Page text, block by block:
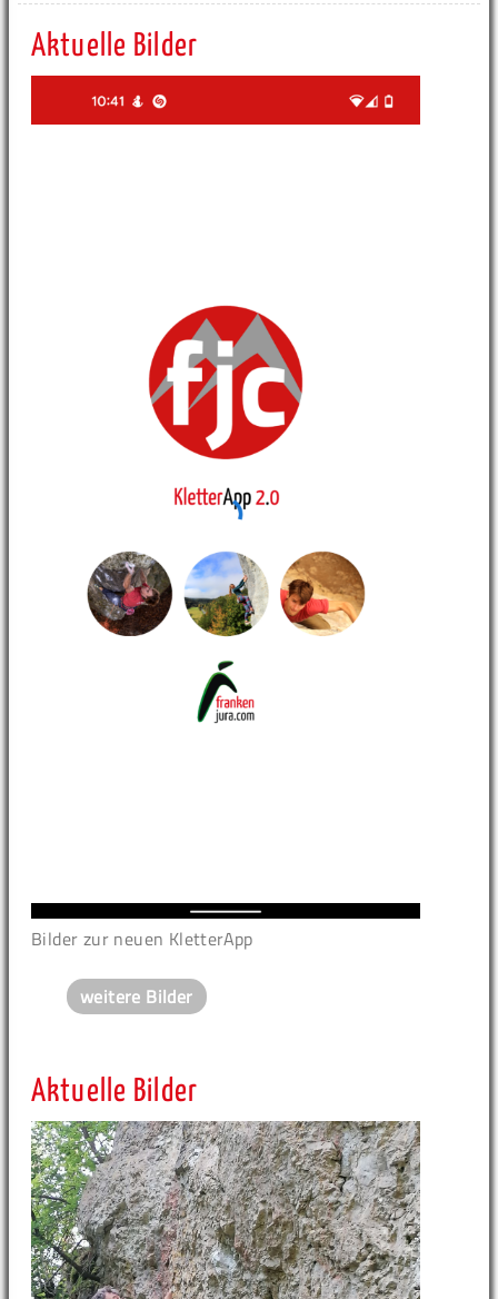
Aktuelle Bilder
Bilder zur neuen KletterApp
weitere Bilder
Aktuelle Bilder